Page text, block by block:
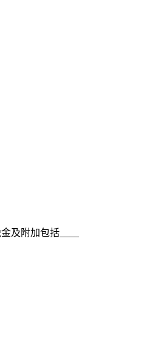
及附加包括____